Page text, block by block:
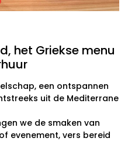
het Griekse menu
een ontspannen
uit de Mediterrane
we de smaken van
evenement, vers bereid